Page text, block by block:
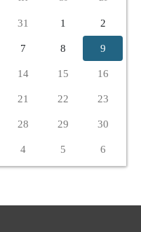
31 1 2
7 8 9
14 15 16
21 22 23
28 29 30
4 5 6